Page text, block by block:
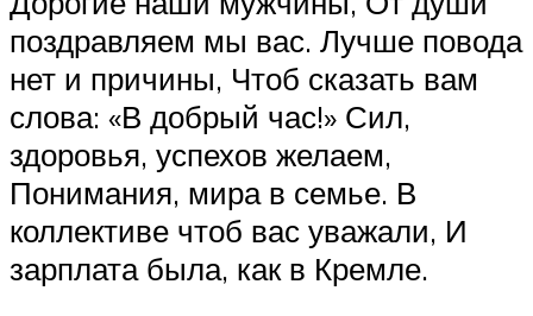
поздравляем мы вас. Лучше повода
нет и причины, Чтоб сказать вам
слова: «В добрый час!» Сил,
здоровья, успехов желаем,
Понимания, мира в семье. В
коллективе чтоб вас уважали, И
зарплата была, как в Кремле.